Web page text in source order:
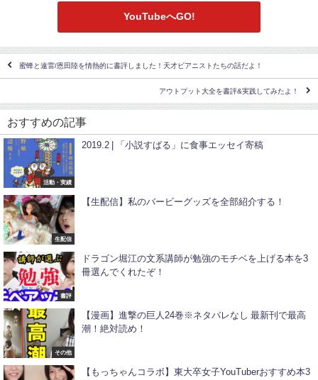
YouTubeへGO!
蜜蜂と遠雷/恩田陸を情熱的に書評しました！天才ピアニストたちの話だよ！
アウトプット大全を書評&実践してみたよ！
おすすめの記事
活動・実績
2019.2 | 「小説すばる」に食事エッセイ寄稿
生配信
【生配信】私のバービーグッズを全部紹介する！
書評
ドラゴン堀江の文系講師が勉強のモチベを上げる本を3
冊選んでくれたぞ！
その他
【漫画】進撃の巨人24巻※ネタバレなし 最新刊で最高
潮！絶対読め！
【もっちゃんコラボ】東大卒女子YouTuberおすすめ本3